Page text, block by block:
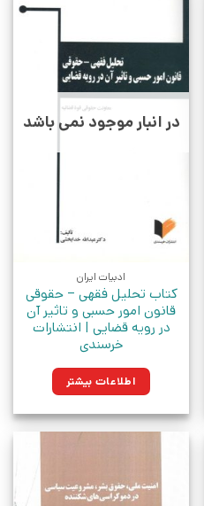
در انبار موجود نمی باشد
ادبیات ایران
کتاب تحلیل فقهی – حقوقی
قانون امور حسبی و تاثیر آن
در رویه قضایی | انتشارات
خرسندی
اطلاعات بیشتر